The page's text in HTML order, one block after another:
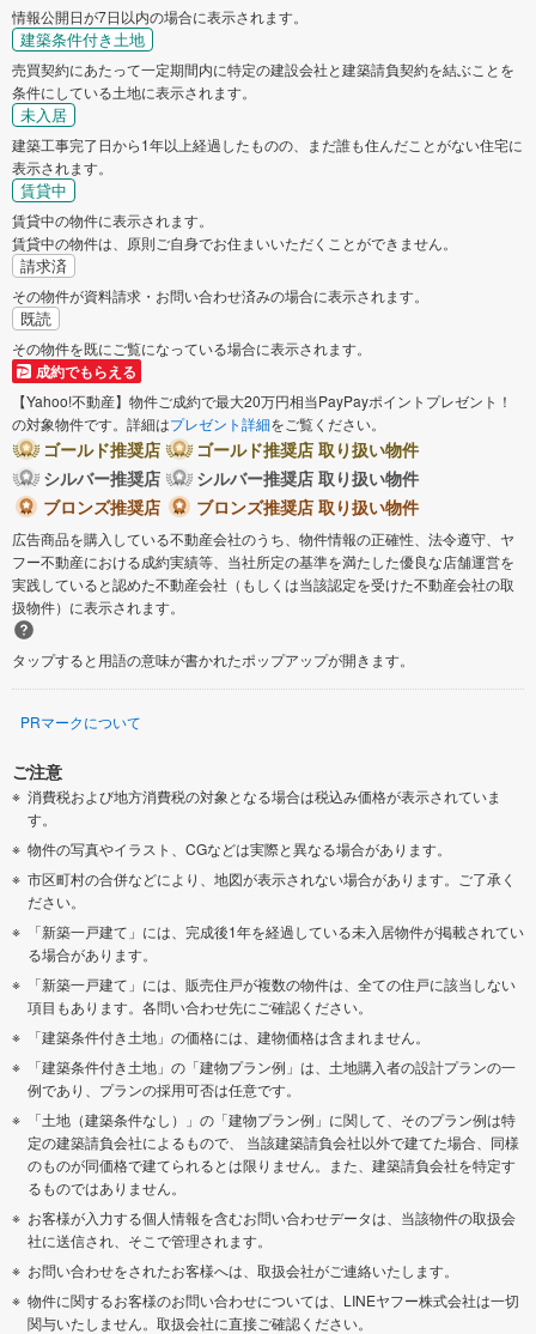
情報公開日が7日以内の場合に表示されます。
建築条件付き土地
売買契約にあたって一定期間内に特定の建設会社と建築請負契約を結ぶことを
条件にしている土地に表示されます。
未入居
建築工事完了日から1年以上経過したものの、まだ誰も住んだことがない住宅に
表示されます。
賃貸中
賃貸中の物件に表示されます。
賃貸中の物件は、原則ご自身でお住まいいただくことができません。
請求済
その物件が資料請求・お問い合わせ済みの場合に表示されます。
既読
その物件を既にご覧になっている場合に表示されます。
成約でもらえる
【Yahoo!不動産】物件ご成約で最大20万円相当PayPayポイントプレゼント！
の対象物件です。詳細はプレゼント詳細をご覧ください。
ゴールド推奨店
ゴールド推奨店 取り扱い物件
シルバー推奨店
シルバー推奨店 取り扱い物件
ブロンズ推奨店
ブロンズ推奨店 取り扱い物件
広告商品を購入している不動産会社のうち、物件情報の正確性、法令遵守、ヤ
フー不動産における成約実績等、当社所定の基準を満たした優良な店舗運営を
実践していると認めた不動産会社（もしくは当該認定を受けた不動産会社の取
扱物件）に表示されます。
タップすると用語の意味が書かれたポップアップが開きます。
PRマークについて
ご注意
消費税および地方消費税の対象となる場合は税込み価格が表示されていま
す。
物件の写真やイラスト、CGなどは実際と異なる場合があります。
市区町村の合併などにより、地図が表示されない場合があります。ご了承く
ださい。
「新築一戸建て」には、完成後1年を経過している未入居物件が掲載されてい
る場合があります。
「新築一戸建て」には、販売住戸が複数の物件は、全ての住戸に該当しない
項目もあります。各問い合わせ先にご確認ください。
「建築条件付き土地」の価格には、建物価格は含まれません。
「建築条件付き土地」の「建物プラン例」は、土地購入者の設計プランの一
例であり、プランの採用可否は任意です。
「土地（建築条件なし）」の「建物プラン例」に関して、そのプラン例は特
定の建築請負会社によるもので、 当該建築請負会社以外で建てた場合、同様
のものが同価格で建てられるとは限りません。また、建築請負会社を特定す
るものではありません。
お客様が入力する個人情報を含むお問い合わせデータは、当該物件の取扱会
社に送信され、そこで管理されます。
お問い合わせをされたお客様へは、取扱会社がご連絡いたします。
物件に関するお客様のお問い合わせについては、LINEヤフー株式会社は一切
関与いたしません。取扱会社に直接ご確認ください。